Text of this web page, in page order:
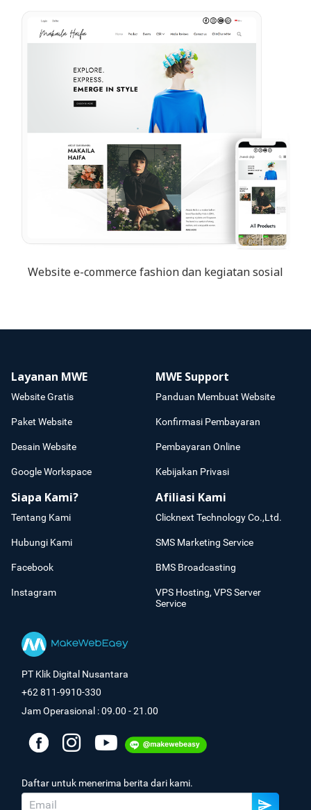
Website e-commerce fashion dan kegiatan sosial
Layanan MWE
Website Gratis
Paket Website
Desain Website
Google Workspace
MWE Support
Panduan Membuat Website
Konfirmasi Pembayaran
Pembayaran Online
Kebijakan Privasi
Siapa Kami?
Tentang Kami
Hubungi Kami
Facebook
Instagram
Afiliasi Kami
Clicknext Technology Co.,Ltd.
SMS Marketing Service
BMS Broadcasting
VPS Hosting, VPS Server
Service
PT Klik Digital Nusantara
+62 811-9910-330
Jam Operasional : 09.00 - 21.00
Daftar untuk menerima berita dari kami.